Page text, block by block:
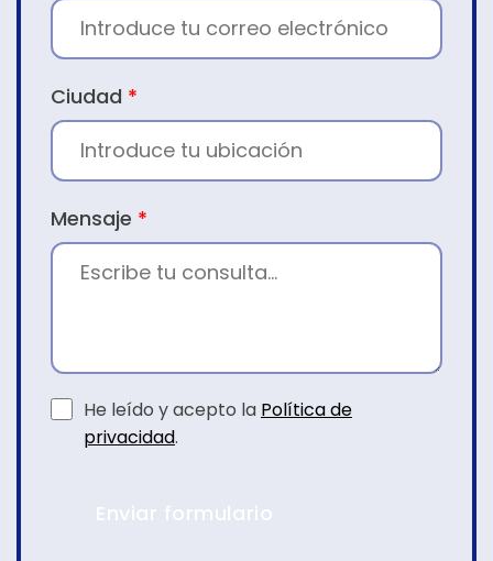
Ciudad *
Mensaje *
He leído y acepto la Política de
privacidad.
Enviar formulario